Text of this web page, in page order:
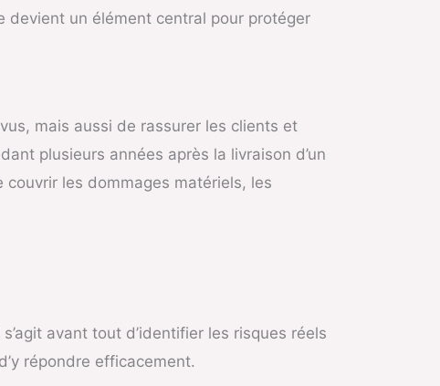
devient un élément central pour protéger
mais aussi de rassurer les clients et
plusieurs années après la livraison d’un
les dommages matériels, les
avant tout d’identifier les risques réels
répondre efficacement.